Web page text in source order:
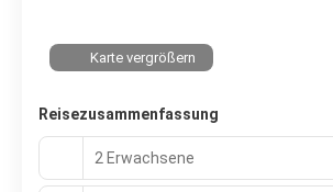
Karte vergrößern
Reisezusammenfassung
2 Erwachsene